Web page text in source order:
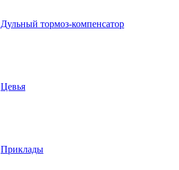
Дульный тормоз-компенсатор
Цевья
Приклады